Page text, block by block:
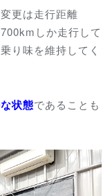
更は走行距離
しか走行して
り味を維持してく
状態であることも